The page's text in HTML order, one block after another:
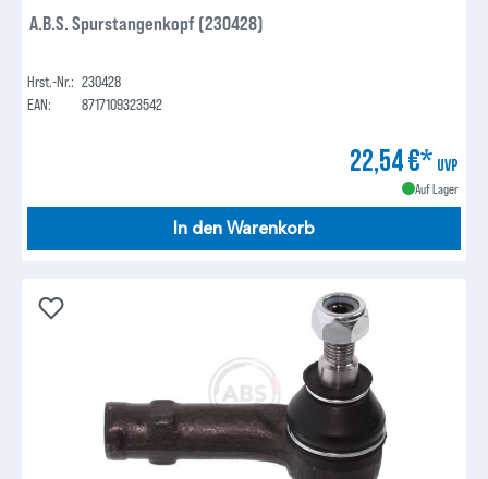
A.B.S. Spurstangenkopf (230428)
Hrst.-Nr.: 230428
EAN:
8717109323542
22,54 €* UVP
Auf Lager
In den Warenkorb